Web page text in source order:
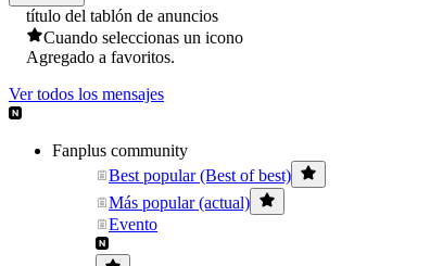
título del tablón de anuncios
Cuando seleccionas un icono
Agregado a favoritos.
Ver todos los mensajes
Fanplus community
Best popular (Best of best)
Más popular (actual)
Evento